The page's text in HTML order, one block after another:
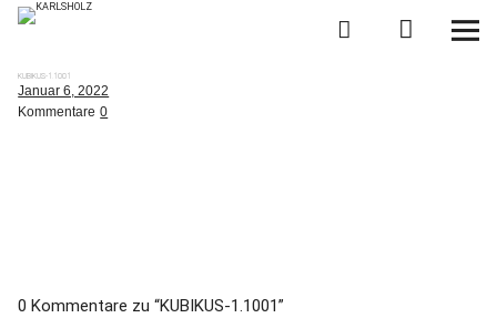
KARLSHOLZ
Das System KUBIKUS
KUBIKUS-1.1001
Januar 6, 2022
Kommentare 0
0 Kommentare zu “KUBIKUS-1.1001”